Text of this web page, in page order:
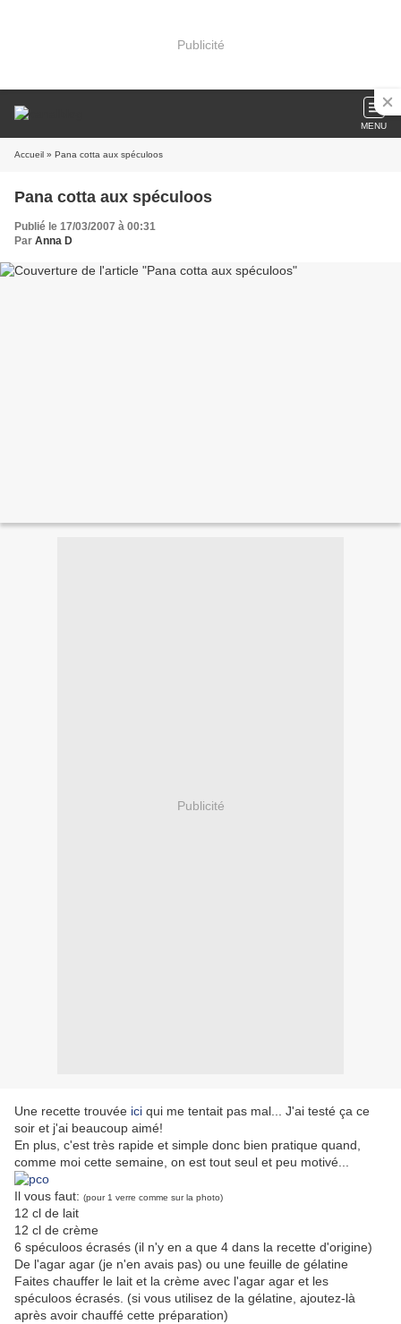
Publicité
MENU
Accueil » Pana cotta aux spéculoos
Pana cotta aux spéculoos
Publié le 17/03/2007 à 00:31
Par Anna D
Publicité
Une recette trouvée ici qui me tentait pas mal... J'ai testé ça ce
soir et j'ai beaucoup aimé!
En plus, c'est très rapide et simple donc bien pratique quand,
comme moi cette semaine, on est tout seul et peu motivé...
Il vous faut: (pour 1 verre comme sur la photo)
12 cl de lait
12 cl de crème
6 spéculoos écrasés (il n'y en a que 4 dans la recette d'origine)
De l'agar agar (je n'en avais pas) ou une feuille de gélatine
Faites chauffer le lait et la crème avec l'agar agar et les
spéculoos écrasés. (si vous utilisez de la gélatine, ajoutez-là
après avoir chauffé cette préparation)